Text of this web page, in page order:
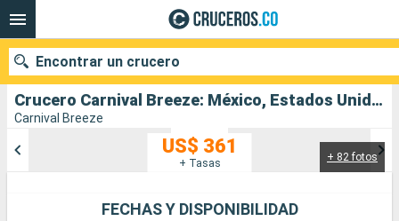
Crucero Carnival Breeze: México, Estados Unidos salida desde Galveston
Carnival Breeze
+ 82 fotos
US$ 361
+ Tasas
FECHAS Y DISPONIBILIDAD
Encontrar un crucero